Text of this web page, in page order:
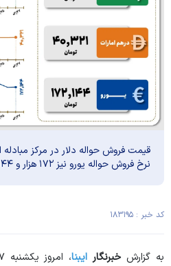
نرخ فروش حواله یورو نیز ۱۷۲ هزار و ۱۴۴ تومان است.
کد خبر : ۱۸۳۱۹۵
به گزارش خبرنگار ایبنا